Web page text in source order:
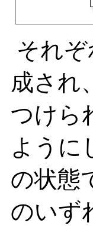
それ
成され
つけら
ように
の状態
のいず